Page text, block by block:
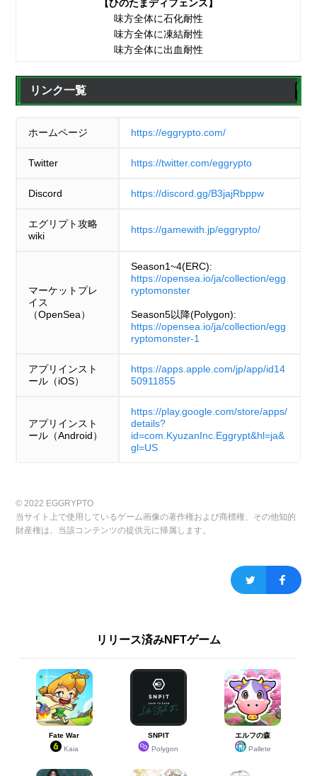
【ひのたまディフェンス】
味方全体に石化耐性
味方全体に凍結耐性
味方全体に出血耐性
リンク一覧
ホームページ https://eggrypto.com/
Twitter https://twitter.com/eggrypto
Discord https://discord.gg/B3jajRbppw
エグリプト攻略
wiki
https://gamewith.jp/eggrypto/
マーケットプレ
イス
（OpenSea）
Season1~4(ERC):
https://opensea.io/ja/collection/egg
ryptomonster
Season5以降(Polygon):
https://opensea.io/ja/collection/egg
ryptomonster-1
アプリインスト
ール（iOS）
https://apps.apple.com/jp/app/id14
50911855
アプリインスト
ール（Android）
https://play.google.com/store/apps/
details?
id=com.KyuzanInc.Eggrypt&hl=ja&
gl=US
© 2022 EGGRYPTO
当サイト上で使用しているゲーム画像の著作権および商標権、その他知的
財産権は、当該コンテンツの提供元に帰属します。
リリース済みNFTゲーム
Fate War
Kaia
SNPIT
Polygon
エルフの森
Pallete